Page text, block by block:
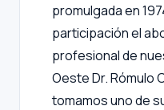
promulgada en
participación el
profesional de
Oeste Dr. Rómulo
tomamos uno de